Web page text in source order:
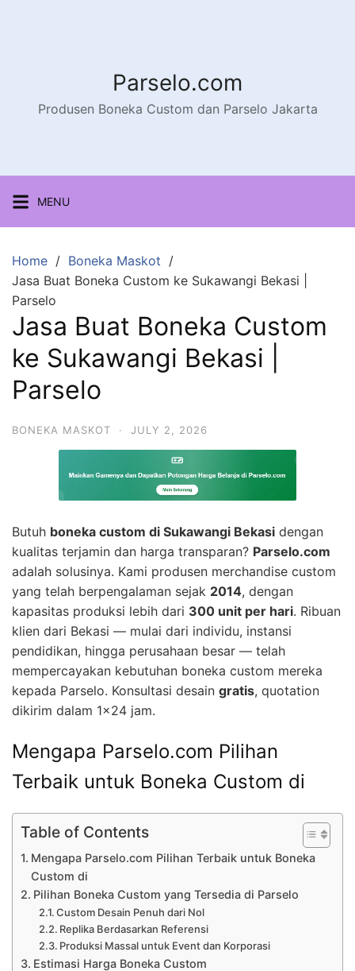
Parselo.com
Produsen Boneka Custom dan Parselo Jakarta
MENU
Home
Boneka Maskot
Jasa Buat Boneka Custom ke Sukawangi Bekasi |
Parselo
Jasa Buat Boneka Custom
ke Sukawangi Bekasi |
Parselo
BONEKA MASKOT · JULY 2, 2026
Butuh boneka custom di Sukawangi Bekasi dengan
kualitas terjamin dan harga transparan? Parselo.com
adalah solusinya. Kami produsen merchandise custom
yang telah berpengalaman sejak 2014, dengan
kapasitas produksi lebih dari 300 unit per hari. Ribuan
klien dari Bekasi — mulai dari individu, instansi
pendidikan, hingga perusahaan besar — telah
mempercayakan kebutuhan boneka custom mereka
kepada Parselo. Konsultasi desain gratis, quotation
dikirim dalam 1×24 jam.
Mengapa Parselo.com Pilihan
Terbaik untuk Boneka Custom di
Table of Contents
Mengapa Parselo.com Pilihan Terbaik untuk Boneka
Custom di
Pilihan Boneka Custom yang Tersedia di Parselo
Custom Desain Penuh dari Nol
Replika Berdasarkan Referensi
Produksi Massal untuk Event dan Korporasi
Estimasi Harga Boneka Custom